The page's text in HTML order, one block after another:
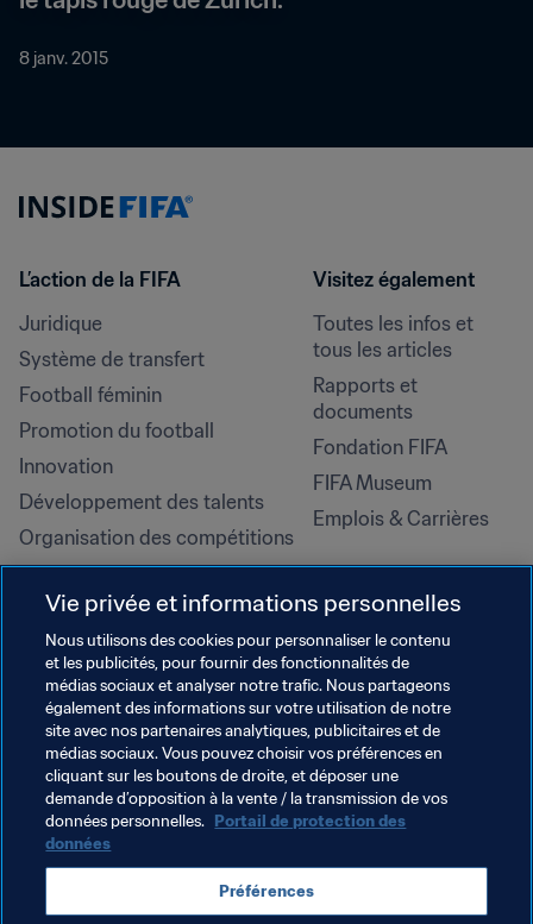
8 janv. 2015
L’action de la FIFA
Juridique
Système de transfert
Football féminin
Promotion du football
Innovation
Développement des talents
Organisation des compétitions
Développement durable
Droits de l'homme et lutte contre
la discrimination
Santé et médical
Initiatives en matière de
formation
Visitez également
Toutes les infos et
tous les articles
Rapports et
documents
Fondation FIFA
FIFA Museum
Emplois & Carrières
Vie privée et informations personnelles
Nous utilisons des cookies pour personnaliser le contenu
et les publicités, pour fournir des fonctionnalités de
médias sociaux et analyser notre trafic. Nous partageons
également des informations sur votre utilisation de notre
site avec nos partenaires analytiques, publicitaires et de
médias sociaux. Vous pouvez choisir vos préférences en
cliquant sur les boutons de droite, et déposer une
demande d’opposition à la vente / la transmission de vos
données personnelles. Portail de protection des
données
Préférences